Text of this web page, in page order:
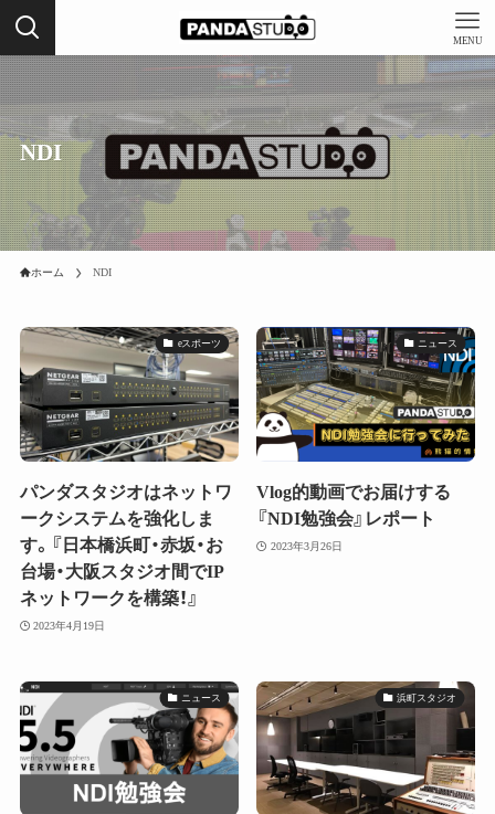
MENU
NDI
ホーム NDI
eスポーツ
パンダスタジオはネットワ
ークシステムを強化しま
す。『日本橋浜町・赤坂・お
台場・大阪スタジオ間でIP
ネットワークを構築！』
2023年4月19日
ニュース
Vlog的動画でお届けする
『NDI勉強会』レポート
2023年3月26日
ニュース 浜町スタジオ